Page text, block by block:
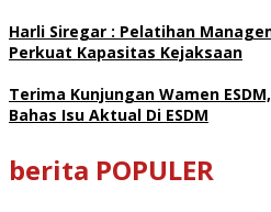
Harli Siregar : Pelatihan
Perkuat Kapasitas Kejaksaan
Terima Kunjungan Wamen
Bahas Isu Aktual Di ESDM
berita POPULER